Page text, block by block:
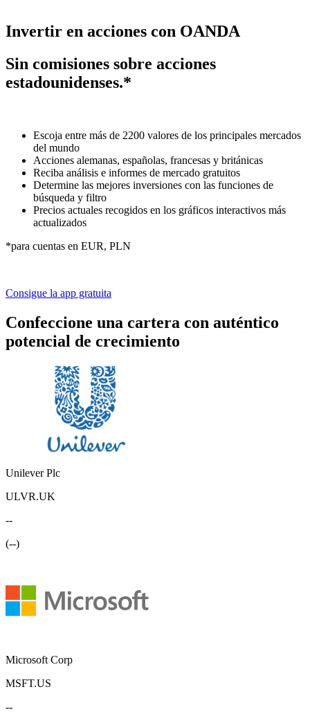
Invertir en acciones con OANDA
Sin comisiones sobre acciones
estadounidenses.*
Escoja entre más de 2200 valores de los principales mercados
del mundo
Acciones alemanas, españolas, francesas y británicas
Reciba análisis e informes de mercado gratuitos
Determine las mejores inversiones con las funciones de
búsqueda y filtro
Precios actuales recogidos en los gráficos interactivos más
actualizados
*para cuentas en EUR, PLN
Consigue la app gratuita
Confeccione una cartera con auténtico
potencial de crecimiento
Unilever Plc
ULVR.UK
--
(--)
Microsoft Corp
MSFT.US
--